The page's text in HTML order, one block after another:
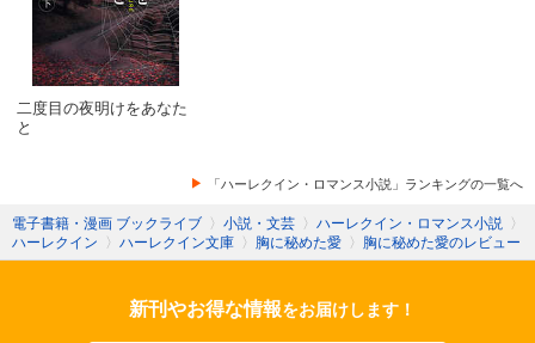
終盤で割とあっさりと誤解がとけ、そこからのジェイクがびっ
くりするくらいいい人になります。別人かっていうくらいロマ
ンチックになってます。
ジェイクの台詞で「僕の妻になると同意してくれるまで、もう
愛してあげない」とあるんですが、きゅんきゅんしました。あ
んなに傲慢だったのになんて可愛いことを言うんでしょうか
もうちょっとキャラがしっかりしてた方が楽しめたかなと思い
ます。中途半端な悪女で消化不良です。
しまいましたが、割と好みのお話で面白かったです。
二度目の夜明けをあなた
と
「ハーレクイン・ロマンス小説」ランキングの一覧へ
電子書籍・漫画 ブックライブ 〉 小説・文芸 〉 ハーレクイン・ロマンス小説 〉
ハーレクイン 〉 ハーレクイン文庫 〉 胸に秘めた愛 〉 胸に秘めた愛のレビュー
新刊やお得な情報をお届けします！